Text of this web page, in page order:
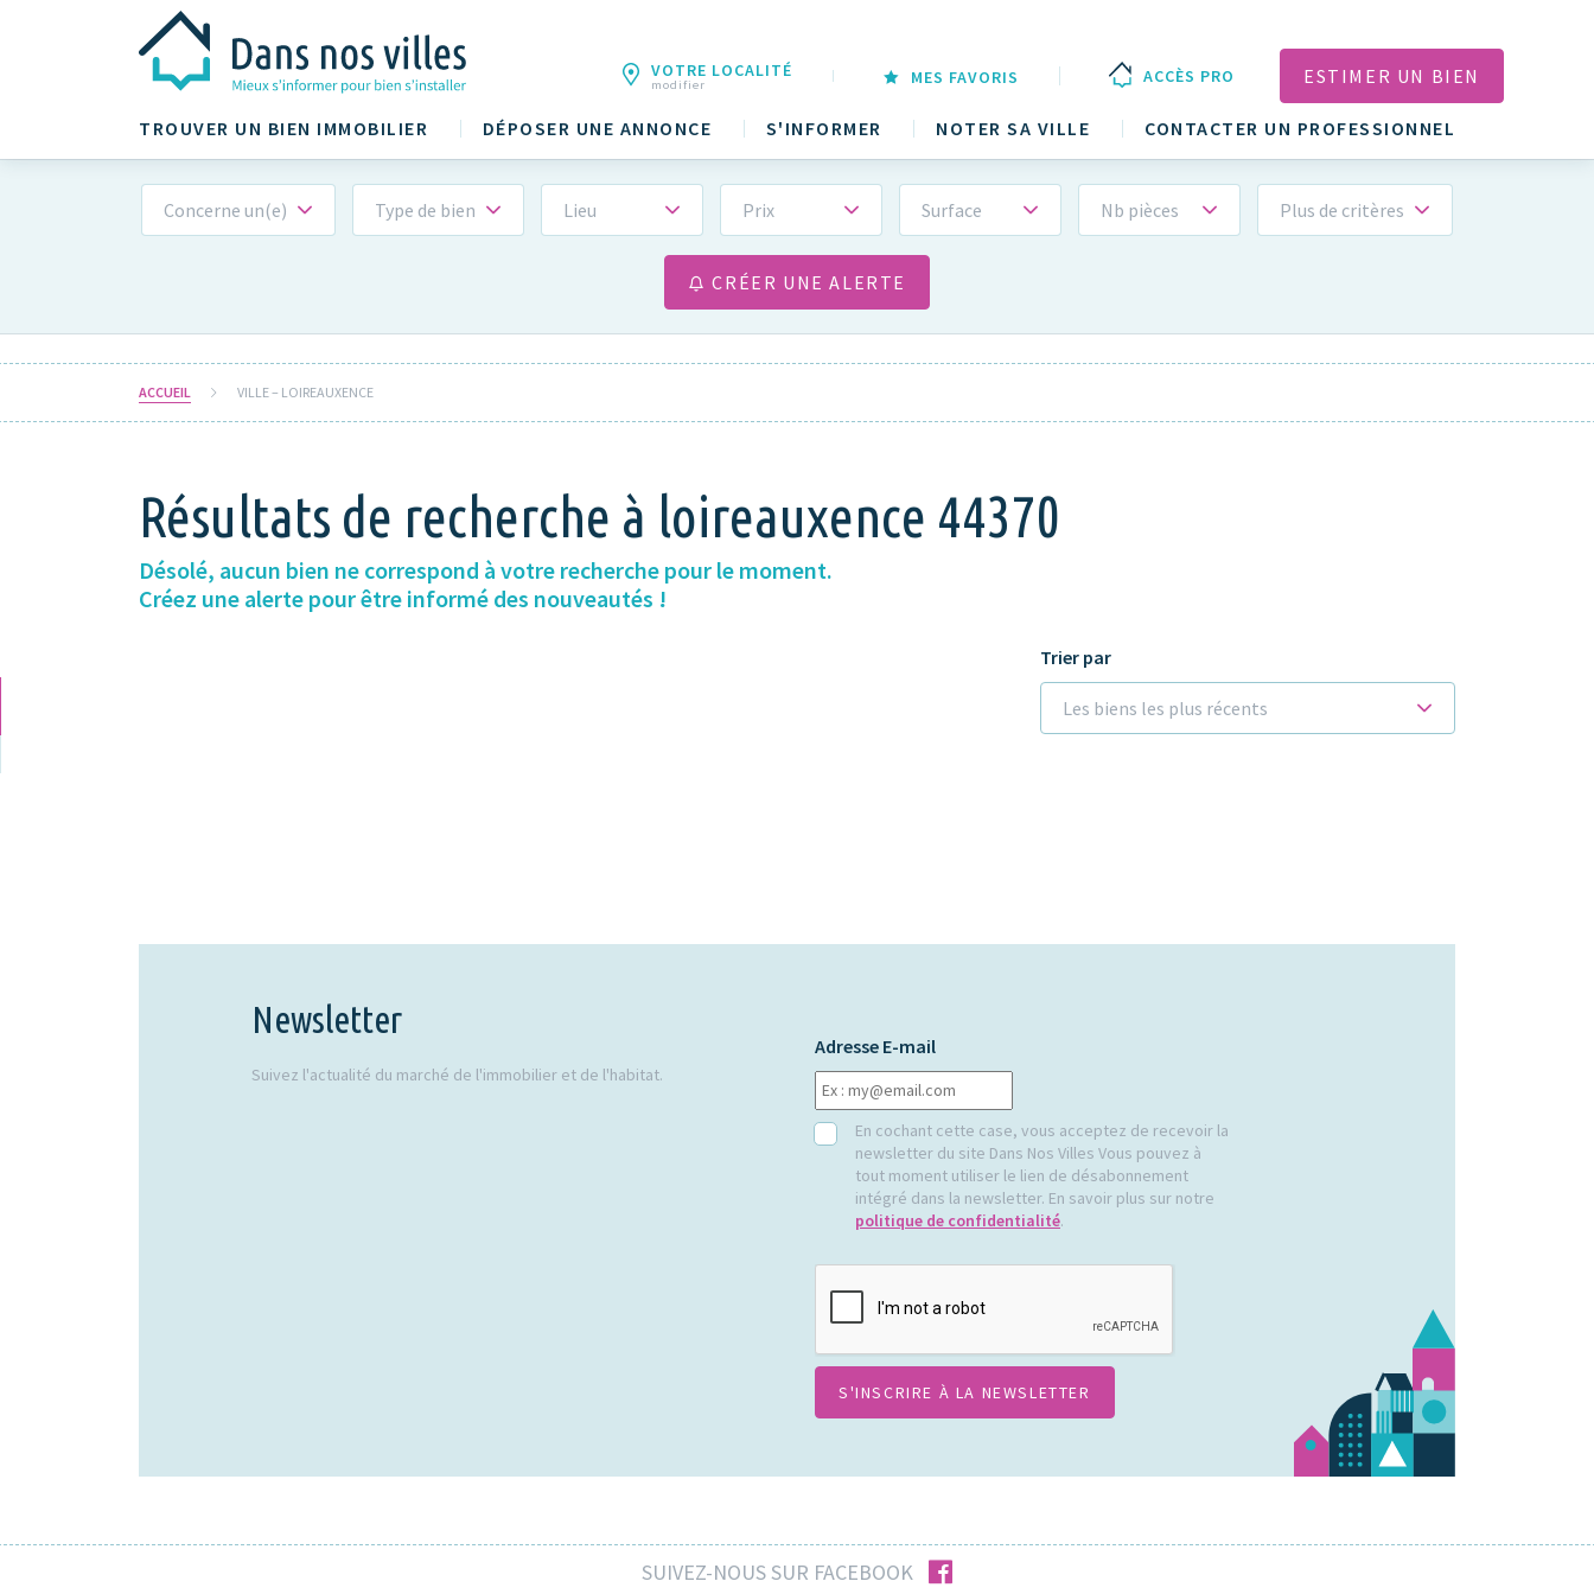
TROUVER UN BIEN IMMOBILIER DÉPOSER UNE ANNONCE S'INFORMER NOTER SA VILLE CONTACTER UN PROFESSIONNEL
VOTRE LOCALITÉ
modifier MES FAVORIS ACCÈS PRO ESTIMER UN BIEN
Concerne un(e) Type de bien Lieu Prix Surface Nb pièces Plus de critères
CRÉER UNE ALERTE
ACCUEIL VILLE – LOIREAUXENCE
Résultats de recherche à loireauxence 44370
Désolé, aucun bien ne correspond à votre recherche pour le moment.
Créez une alerte pour être informé des nouveautés !
Trier par
Les biens les plus récents
Newsletter
Suivez l'actualité du marché de l'immobilier et de l'habitat.
Adresse E-mail
RGPDEn cochant cette case, vous acceptez de recevoir la
newsletter du site Dans Nos Villes Vous pouvez à
tout moment utiliser le lien de désabonnement
intégré dans la newsletter. En savoir plus sur notre
politique de confidentialité.
SUIVEZ-NOUS SUR FACEBOOK facebook